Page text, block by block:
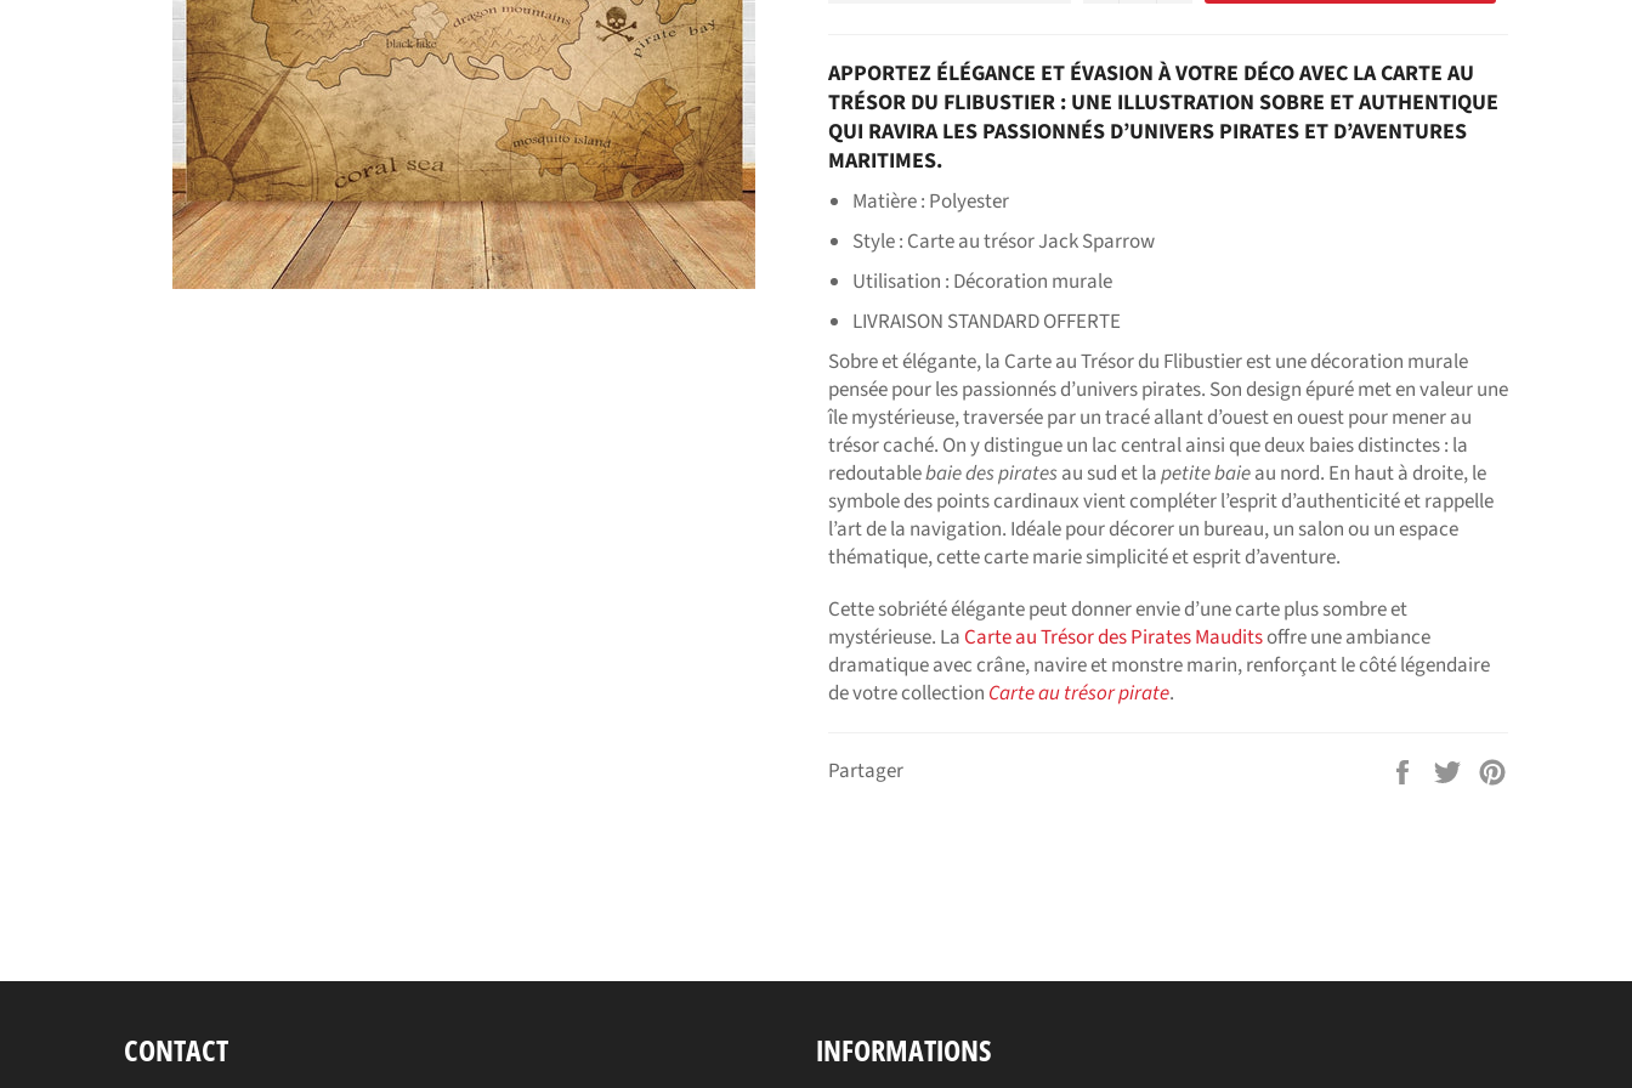
APPORTEZ ÉLÉGANCE ET ÉVASION À VOTRE DÉCO AVEC LA CARTE AU
TRÉSOR DU FLIBUSTIER : UNE ILLUSTRATION SOBRE ET AUTHENTIQUE
QUI RAVIRA LES PASSIONNÉS D’UNIVERS PIRATES ET D’AVENTURES
MARITIMES.
Matière : Polyester
Style : Carte au trésor Jack Sparrow
Utilisation : Décoration murale
LIVRAISON STANDARD OFFERTE
Sobre et élégante, la Carte au Trésor du Flibustier est une décoration murale
pensée pour les passionnés d’univers pirates. Son design épuré met en valeur une
île mystérieuse, traversée par un tracé allant d’ouest en ouest pour mener au
trésor caché. On y distingue un lac central ainsi que deux baies distinctes : la
redoutablebaie des piratesau sud et lapetite baieau nord. En haut à droite, le
symbole des points cardinaux vient compléter l’esprit d’authenticité et rappelle
l’art de la navigation. Idéale pour décorer un bureau, un salon ou un espace
thématique, cette carte marie simplicité et esprit d’aventure.
Cette sobriété élégante peut donner envie d’une carte plus sombre et
mystérieuse. La Carte au Trésor des Pirates Mauditsoffre une ambiance
dramatique avec crâne, navire et monstre marin, renforçant le côté légendaire
de votre collection Carte au trésor pirate.
Partager
PartagerTweeter
CONTACT INFORMATIONS